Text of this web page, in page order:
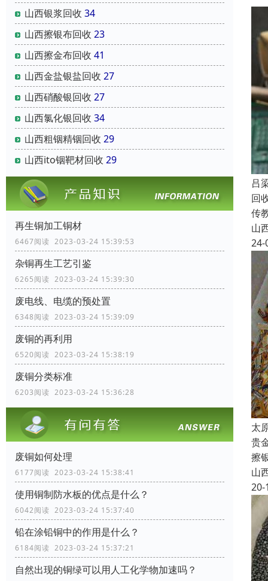
山西银浆回收 34
山西擦银布回收 23
山西擦金布回收 41
山西金盐银盐回收 27
山西硝酸银回收 27
山西氯化银回收 34
山西粗铟精铟回收 29
山西ito铟靶材回收 29
再生铜加工铜材
6467阅读 2023-03-24 15:39:53
杂铜再生工艺引鉴
6265阅读 2023-03-24 15:39:30
废电线、电缆的预处置
6348阅读 2023-03-24 15:39:09
废铜的再利用
6520阅读 2023-03-24 15:38:19
废铜分类标准
6203阅读 2023-03-24 15:36:28
废铜如何处理
6177阅读 2023-03-24 15:38:41
使用铜制防水板的优点是什么？
6042阅读 2023-03-24 15:37:40
铅在涂铅铜中的作用是什么？
6184阅读 2023-03-24 15:37:21
自然出现的铜绿可以用人工化学物加速吗？
吕
回
传
山
24-
太
贵
擦
山
20-